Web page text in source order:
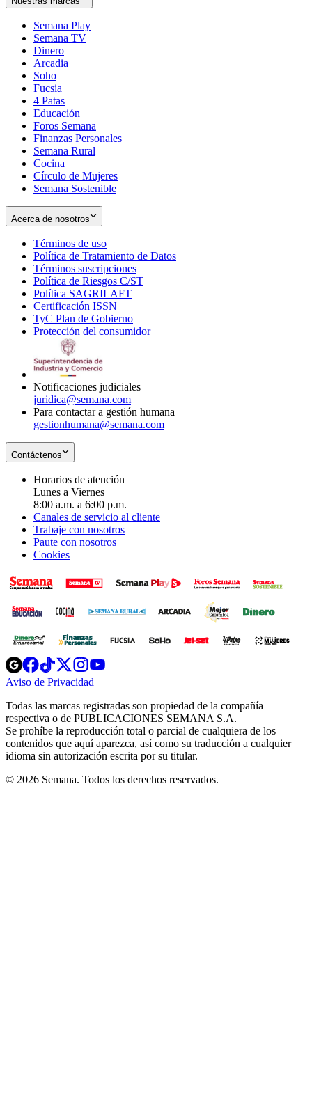
Semana Play
Semana TV
Dinero
Arcadia
Soho
in
new
window
Fucsia
in
new
window
4 Patas
Educación
Foros Semana
Finanzas Personales
Semana Rural
Cocina
Círculo de Mujeres
Semana Sostenible
Acerca de nosotros
Términos de uso
in
new
window
Política de Tratamiento de Datos
Términos suscripciones
in
Política de Riesgos C/ST
Política SAGRILAFT
new
window
Certificación ISSN
in
new
TyC Plan de Gobierno
in
Protección del consumidorOpens
Notificaciones judiciales
juridica@semana.com
Para contactar a gestión humana
gestionhumana@semana.com
Contáctenos
Horarios de atención
Lunes a Viernes
8:00 a.m. a 6:00 p.m.
Canales de servicio al cliente
Trabaje con nosotros
Paute con nosotros
Cookies
Opens
in
new
Opens
in
new
Opens
in
new
window
Opens
new
windowwindow
Aviso de Privacidad
new
window
Todas las marcas registradas son propiedad de la compañía
respectiva o de PUBLICACIONES SEMANA S.A.
Se prohíbe la reproducción total o parcial de cualquiera de los
contenidos que aquí aparezca, así como su traducción a cualquier
idioma sin autorización escrita por su titular.
© 2026 Semana. Todos los derechos reservados.